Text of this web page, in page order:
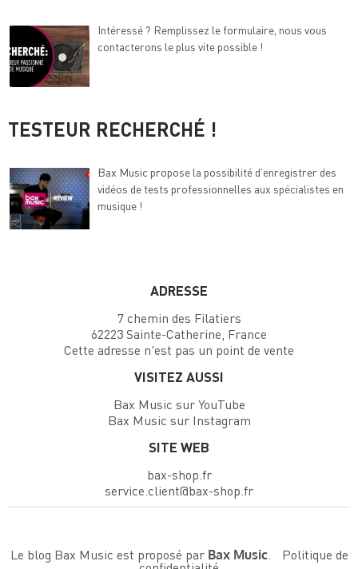
Intéressé ? Remplissez le formulaire, nous vous
contacterons le plus vite possible !
TESTEUR RECHERCHÉ !
Bax Music propose la possibilité d’enregistrer des
vidéos de tests professionnelles aux spécialistes en
musique !
ADRESSE
7 chemin des Filatiers
62223 Sainte-Catherine, France
Cette adresse n'est pas un point de vente
VISITEZ AUSSI
Bax Music sur YouTube
Bax Music sur Instagram
SITE WEB
bax-shop.fr
service.client@bax-shop.fr
Le blog Bax Music est proposé par Bax Music. Politique de